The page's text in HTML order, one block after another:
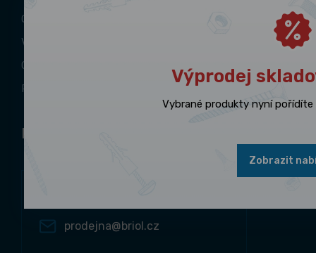
O firmě
Výdejní místo
Certifikáty
Podporujeme
Rychlé kontakty
prodejna@briol.cz
Výprodej
Vybrané produkty nyní
Zobrazit